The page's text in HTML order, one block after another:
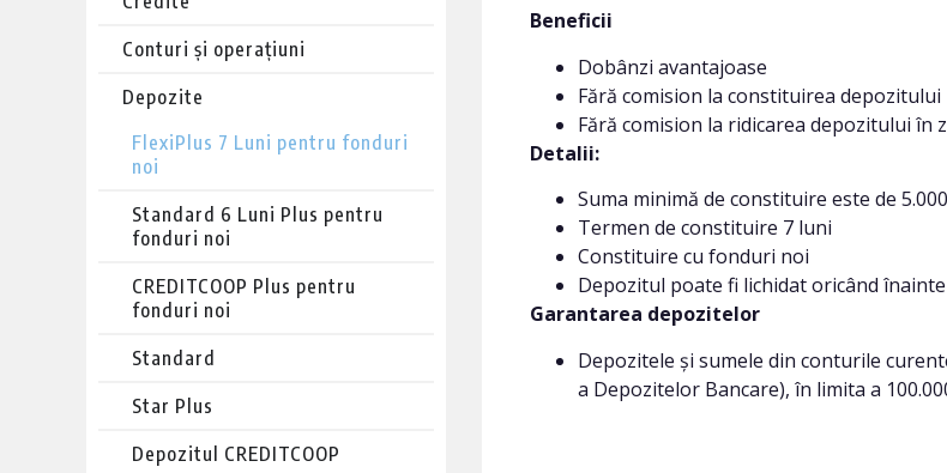
Conturi și operațiuni
Depozite
FlexiPlus 7 Luni pentru fonduri
noi
Standard 6 Luni Plus pentru
fonduri noi
CREDITCOOP Plus pentru
fonduri noi
Standard
Star Plus
Depozitul CREDITCOOP
Beneficii
Dobânzi avantajoase
Fără comision la constituirea depozitului
Fără comision la ridicarea depozitului în
Detalii:
Suma minimă de constituire este de
Termen de constituire 7 luni
Constituire cu fonduri noi
Depozitul poate fi lichidat oricând
Garantarea depozitelor
Depozitele și sumele din conturile
a Depozitelor Bancare), în limita a